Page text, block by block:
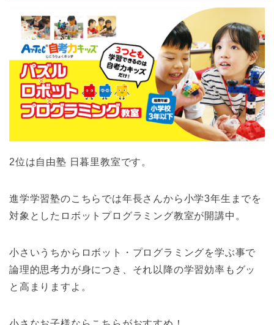
2位は自由塾 日暮里教室です。
進学学習塾のこちらでは年長さんから小学3年生までを
対象としたロボットプログラミング教室が開講中。
小さいうちからロボット・プログラミングを学ぶ事で
論理的思考力が身につき、それ以降の学習効率もグッ
と高まりますよ。